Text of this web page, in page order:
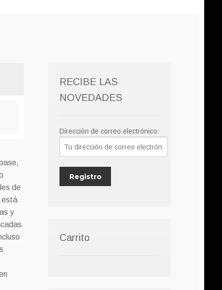
de
está
y
RECIBE LAS
NOVEDADES
Dirección de correo electrónico:
Carrito